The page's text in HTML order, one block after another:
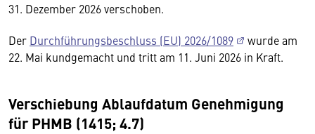
31. Dezember 2026 verschoben.
Der Durchführungsbeschluss (EU) 2026/1089
wurde am
22. Mai kundgemacht und tritt am 11. Juni 2026 in Kraft.
Verschiebung Ablaufdatum Genehmigung
für PHMB (1415; 4.7)